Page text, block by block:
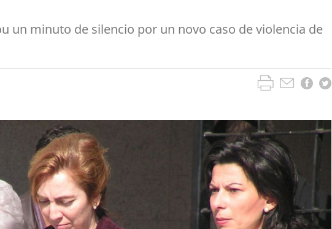
un minuto de silencio por un novo caso de violencia de